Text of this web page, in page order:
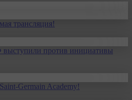
трансляция!
против инициативы
Germain Academy!